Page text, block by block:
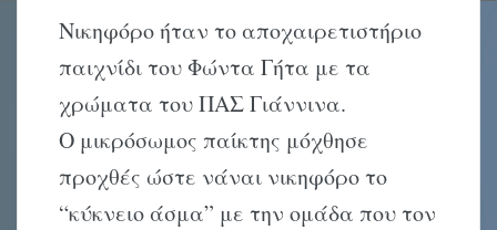
Nικηφόρο ήταν το αποχαιρετιστήριο
παιχνίδι του Φώντα Γήτα με τα
χρώματα του ΠAΣ Γιάννινα.
O μικρόσωμος παίκτης μόχθησε
προχθές ώστε νάναι νικηφόρο το
“κύκνειο άσμα” με την ομάδα που τον